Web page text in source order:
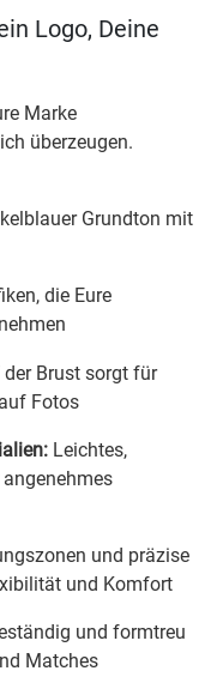
Logo, Deine
Marke
überzeugen.
Grundton mit
die Eure
Brust sorgt für
Fotos
Leichtes,
und präzise
und Komfort
und formtreu
Matches